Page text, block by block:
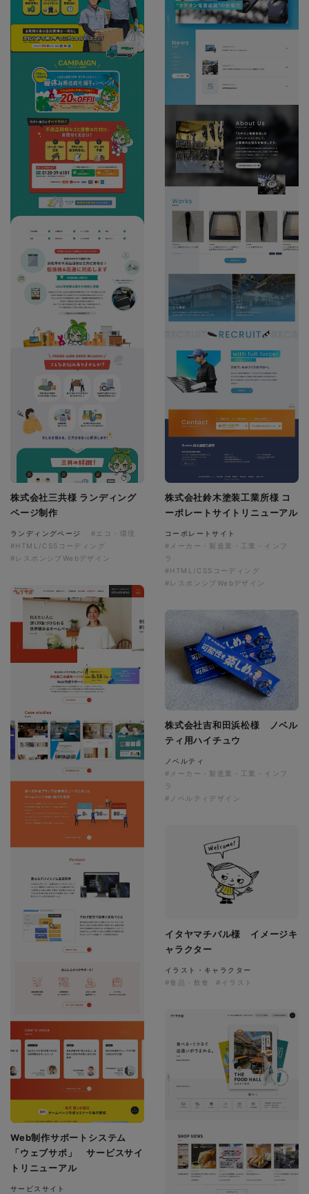
株式会社三共様 ランディング
ページ制作
ランディングページ
#エコ・環境
#HTML/CSSコーディング
#レスポンシブWebデザイン
株式会社鈴木塗装工業所様 コ
ーポレートサイトリニューアル
コーポレートサイト
#メーカー・製造業・工業・インフ
ラ
#HTML/CSSコーディング
#レスポンシブWebデザイン
Web制作サポートシステム
「ウェブサポ」 サービスサイ
トリニューアル
サービスサイト
株式会社吉和田浜松様 ノベル
ティ用ハイチュウ
ノベルティ
#メーカー・製造業・工業・インフ
ラ
#ノベルティデザイン
イタヤマチバル様 イメージキ
ャラクター
イラスト・キャラクター
#食品・飲食
#イラスト